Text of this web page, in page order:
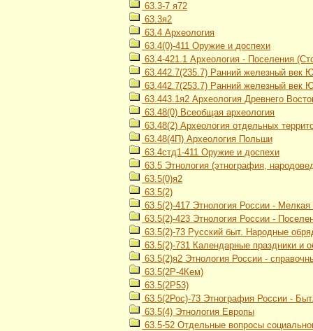
63.3-7 я72
63.3я2
63.4 Археология
63.4(0)-411 Оружие и доспехи
63.4-421.1 Археология - Поселения
63.442.7(235.7) Ранний железный век
63.442.7(253.7) Ранний железный век
63.443.1я2 Археология Древнего
63.48(0) Всеобщая археология
63.48(2) Археология отдельных
63.48(4П) Археология Польши
63.4стд1-411 Оружие и доспехи
63.5 Этнология (этнография,
63.5(0)я2
63.5(2)
63.5(2)-417 Этнология России -
63.5(2)-423 Этнология России -
63.5(2)-73 Русский быт. Народные
63.5(2)-731 Календарные праздники и
63.5(2)я2 Этнология России -
63.5(2Р-4Кем)
63.5(2Р53)
63.5(2Рос)-73 Этнография России -
63.5(4) Этнология Европы
63.5-52 Отдельные вопросы